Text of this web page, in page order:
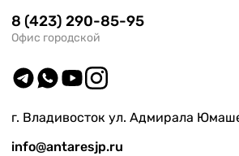
8 (423) 290-85-95
Офис городской
г. Владивосток ул. Адмирала
info@antaresjp.ru